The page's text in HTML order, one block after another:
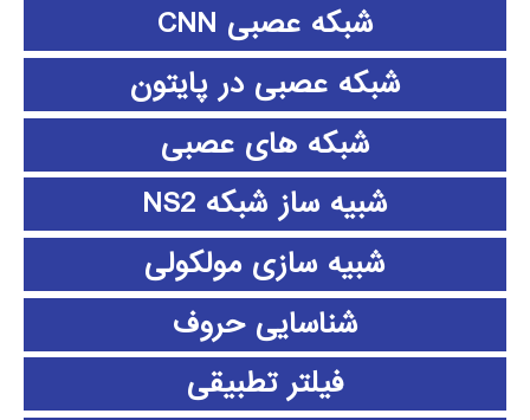
شبکه عصبی CNN
شبکه عصبی در پایتون
شبکه های عصبی
شبیه ساز شبکه NS2
شبیه سازی مولکولی
شناسایی حروف
فیلتر تطبیقی